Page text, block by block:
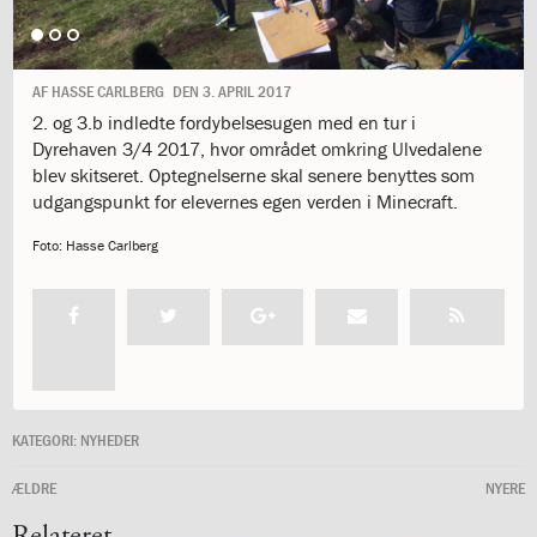
days
of
giving
it
Grow
1.13:
Move
it!
1.14:
Ucycle
cycle
Recycle
1.15:
Historie
AF HASSE CARLBERG DEN 3. APRIL 2017
2. og 3.b indledte fordybelsesugen med en tur i
Dyrehaven 3/4 2017, hvor området omkring Ulvedalene
blev skitseret. Optegnelserne skal senere benyttes som
udgangspunkt for elevernes egen verden i Minecraft.
Foto: Hasse Carlberg
KATEGORI: NYHEDER
ÆLDRE NYERE